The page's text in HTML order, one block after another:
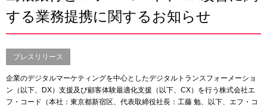
する業務提携に関するお知らせ
プレスリリース
企業のデジタルマーケティングを中心としたデジタルトランスフォーメーショ
ン（以下、DX）支援及び顧客体験最適化支援（以下、CX）を行う株式会社エ
フ・コード（本社：東京都新宿区、代表取締役社長：工藤 勉、以下、エフ・コ